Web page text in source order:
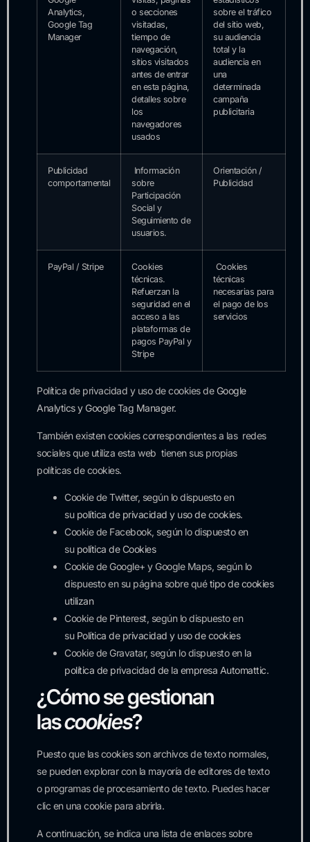
Analytics,
Google Tag
Manager
o secciones
visitadas,
tiempo de
navegación,
sitios visitados
antes de entrar
en esta página,
detalles sobre
los
navegadores
usados
sobre el tráfico
del sitio web,
su audiencia
total y la
audiencia en
una
determinada
campaña
publicitaria
Publicidad
comportamental
Información
sobre
Participación
Social y
Seguimiento de
usuarios.
Orientación /
Publicidad
PayPal / Stripe
Cookies
técnicas.
Refuerzan la
seguridad en el
acceso a las
plataformas de
pagos PayPal y
Stripe
Cookies
técnicas
necesarias para
el pago de los
servicios
Política de privacidad y uso de cookies deGoogle
Analytics y Google Tag Manager.
También existen cookies correspondientes a las redes
sociales que utiliza esta web tienen sus propias
políticas de cookies.
Cookie de Twitter, según lo dispuesto en
su política de privacidad y uso de cookies.
Cookie de Facebook, según lo dispuesto en
su política de Cookies
Cookie de Google+ y Google Maps, según lo
dispuesto en su página sobre quétipo de cookies
utilizan
Cookie de Pinterest, según lo dispuesto en
su Política de privacidad y uso de cookies
Cookie de Gravatar, según lo dispuesto en la
política de privacidad de la empresa Automattic.
¿Cómo se gestionan
lascookies?
Puesto que las cookies son archivos de texto normales,
se pueden explorar con la mayoría de editores de texto
o programas de procesamiento de texto. Puedes hacer
clic en una cookie para abrirla.
A continuación, se indica una lista de enlaces sobre